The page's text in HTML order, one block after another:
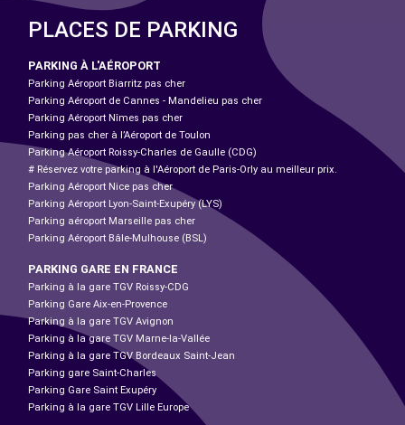
PLACES DE PARKING
PARKING À L'AÉROPORT
Parking Aéroport Biarritz pas cher
Parking Aéroport de Cannes - Mandelieu pas cher
Parking Aéroport Nîmes pas cher
Parking pas cher à l’Aéroport de Toulon
Parking Aéroport Roissy-Charles de Gaulle (CDG)
# Réservez votre parking à l'Aéroport de Paris-Orly au meilleur prix.
Parking Aéroport Nice pas cher
Parking Aéroport Lyon-Saint-Exupéry (LYS)
Parking aéroport Marseille pas cher
Parking Aéroport Bâle-Mulhouse (BSL)
PARKING GARE EN FRANCE
Parking à la gare TGV Roissy-CDG
Parking Gare Aix-en-Provence
Parking à la gare TGV Avignon
Parking à la gare TGV Marne-la-Vallée
Parking à la gare TGV Bordeaux Saint-Jean
Parking gare Saint-Charles
Parking Gare Saint Exupéry
Parking à la gare TGV Lille Europe